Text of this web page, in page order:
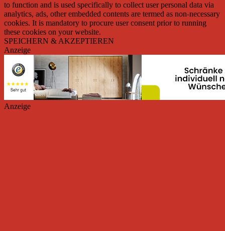
to function and is used specifically to collect user personal data via
analytics, ads, other embedded contents are termed as non-necessary
cookies. It is mandatory to procure user consent prior to running
these cookies on your website.
SPEICHERN & AKZEPTIEREN
Anzeige
Anzeige